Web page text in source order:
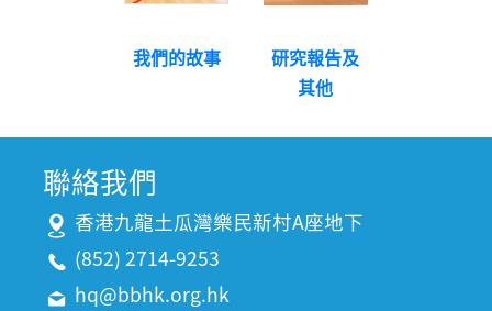
我們的故事
研究報告及
其他
聯絡我們
香港九龍土瓜灣樂民新村A座地下
(852) 2714-9253
hq@bbhk.org.hk